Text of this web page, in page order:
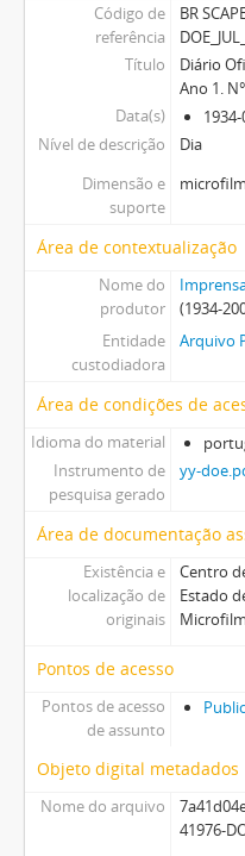
Código de
referência
BR
Título
Diário
Ano 1.
Data(s)
Nível de descrição
Dia
Dimensão e
suporte
Área de contextualização
Nome do
produtor
(1934-
Entidade
custodiadora
Arquivo
Área de condições de
Idioma do material
Instrumento de
pesquisa gerado
yy-
Área de documentação
Existência e
localização de
originais
Centro
Estado
Pontos de acesso
Pontos de acesso
de assunto
Objeto digital metadados
Nome do arquivo
41976-